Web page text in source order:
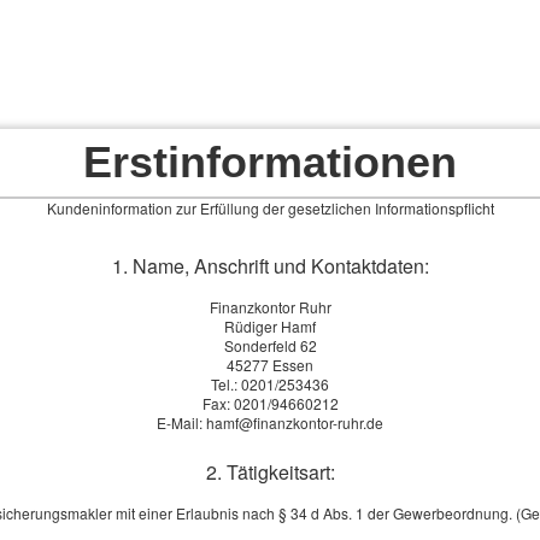
Versicherung ist Vertrauenssache
Sie interessieren sich für das Thema Versicherungen - und
andere Frage dazu. D.h., Sie suchen auch jemanden, der all Ihre
und individuell beantworten kann, jemanden, dem Sie vertrauen
um Ihr Geld, um Ihre Sicherheit und etwa beim Thema Renten
Schenken Sie uns Ihr Vertrauen.
Erstinformationen
Kundeninformation zur Erfüllung der gesetzlichen Informationspflicht
1. Name, Anschrift und Kontaktdaten:
Finanzkontor Ruhr
Rüdiger Hamf
Sonderfeld 62
45277 Essen
Tel.: 0201/253436
Fax: 0201/94660212
E-Mail: hamf@finanzkontor-ruhr.de
2. Tätigkeitsart:
mit einer Erlaubnis nach § 34 d Abs. 1 der Gewerbeordnung.